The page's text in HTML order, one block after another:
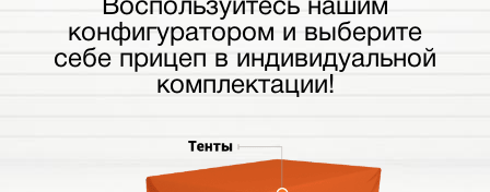
конфигуратором и выберите
себе прицеп в индивидуальной
комплектации!